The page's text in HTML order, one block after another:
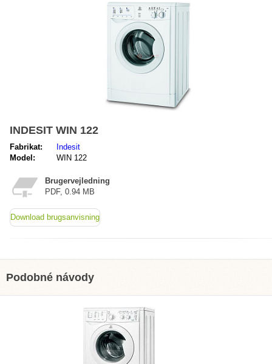
INDESIT WIN 122
Fabrikat:
Indesit
Model:
WIN 122
Brugervejledning
PDF, 0.94 MB
Download brugsanvisning
Podobné návody